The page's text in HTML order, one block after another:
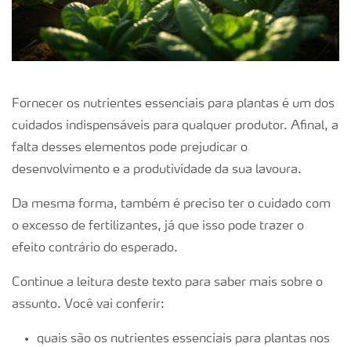
Fornecer os nutrientes essenciais para plantas é um dos
cuidados indispensáveis para qualquer produtor. Afinal, a
falta desses elementos pode prejudicar o
desenvolvimento e a produtividade da sua lavoura.
Da mesma forma, também é preciso ter o cuidado com
o excesso de fertilizantes, já que isso pode trazer o
efeito contrário do esperado.
Continue a leitura deste texto para saber mais sobre o
assunto. Você vai conferir:
quais são os nutrientes essenciais para plantas nos